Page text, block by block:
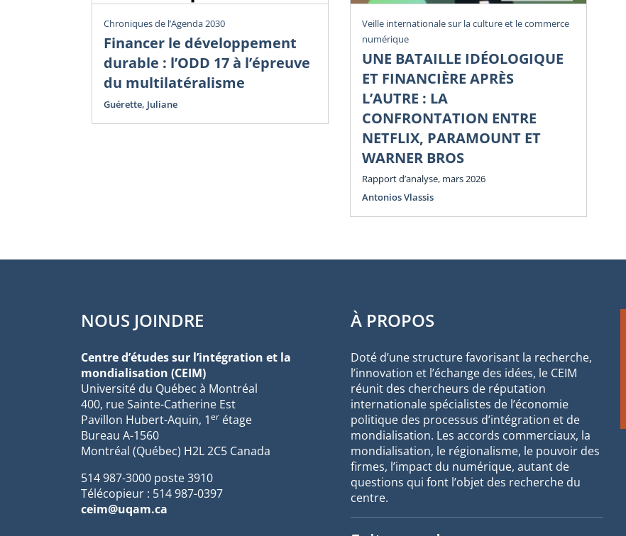
Chroniques de l’Agenda 2030
Financer le développement
durable : l’ODD 17 à l’épreuve
du multilatéralisme
Guérette, Juliane
Veille internationale sur la culture et le commerce
numérique
UNE BATAILLE IDÉOLOGIQUE
ET FINANCIÈRE APRÈS
L’AUTRE : LA
CONFRONTATION ENTRE
NETFLIX, PARAMOUNT ET
WARNER BROS
Rapport d’analyse, mars 2026
Antonios Vlassis
NOUS JOINDRE
Centre d’études sur l’intégration et la
mondialisation (CEIM)
Université du Québec à Montréal
400, rue Sainte-Catherine Est
Pavillon Hubert-Aquin, 1er étage
Bureau A-1560
Montréal (Québec) H2L 2C5 Canada
514 987-3000 poste 3910
Télécopieur : 514 987-0397
ceim@uqam.ca
À PROPOS
Doté d’une structure favorisant la recherche,
l’innovation et l’échange des idées, le CEIM
réunit des chercheurs de réputation
internationale spécialistes de l’économie
politique des processus d’intégration et de
mondialisation. Les accords commerciaux, la
mondialisation, le régionalisme, le pouvoir des
firmes, l’impact du numérique, autant de
questions qui font l’objet des recherche du
centre.